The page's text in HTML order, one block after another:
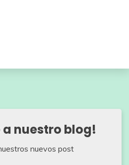
a nuestro blog!
nuevos post